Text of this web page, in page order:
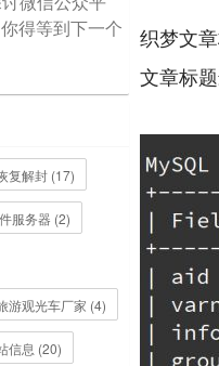
得等到下一个
复解封 (17)
服务器 (2)
游观光车厂家 (4)
信息 (20)
织梦文
文章标